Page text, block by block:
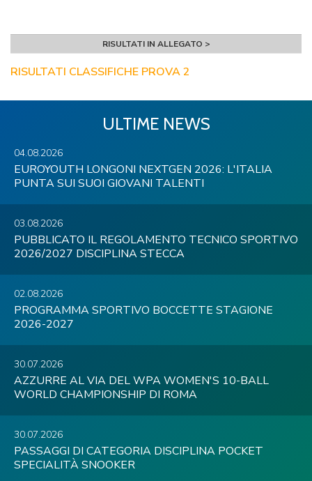
RISULTATI IN ALLEGATO >
RISULTATI CLASSIFICHE PROVA 2
ULTIME NEWS
04.08.2026
EUROYOUTH LONGONI NEXTGEN 2026: L'ITALIA
PUNTA SUI SUOI GIOVANI TALENTI
03.08.2026
PUBBLICATO IL REGOLAMENTO TECNICO SPORTIVO
2026/2027 DISCIPLINA STECCA
02.08.2026
PROGRAMMA SPORTIVO BOCCETTE STAGIONE
2026-2027
30.07.2026
AZZURRE AL VIA DEL WPA WOMEN'S 10-BALL
WORLD CHAMPIONSHIP DI ROMA
30.07.2026
PASSAGGI DI CATEGORIA DISCIPLINA POCKET
SPECIALITÀ SNOOKER